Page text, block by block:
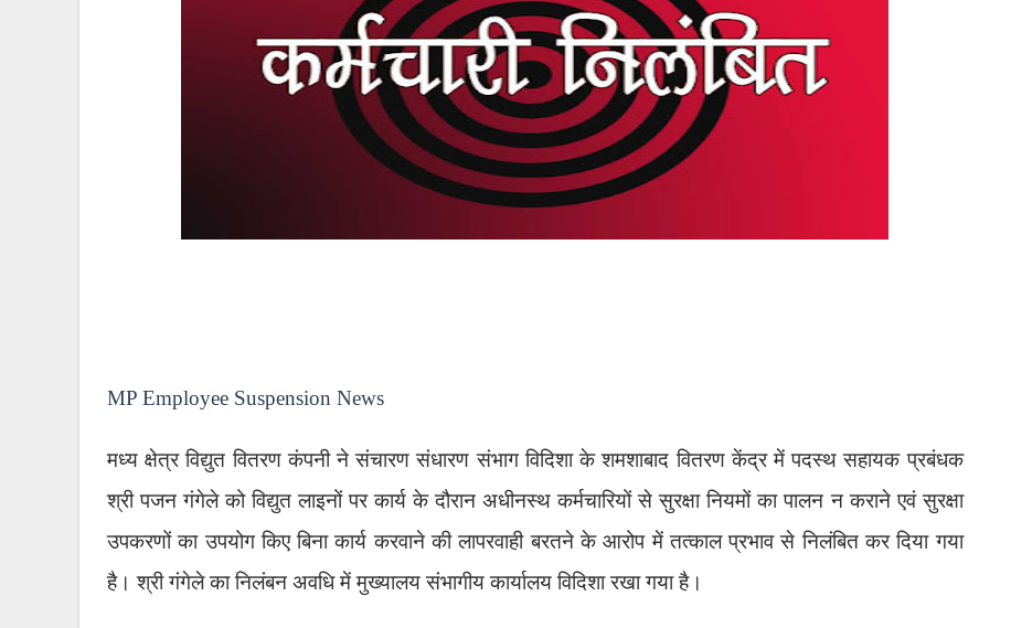
MP Employee Suspension News
मध्य क्षेत्र विद्युत वितरण कंपनी ने संचारण संधारण संभाग विदिशा के शमशाबाद वितरण केंद्र में पदस्थ सहायक प्रबंधक
श्री पजन गंगेले को विद्युत लाइनों पर कार्य के दौरान अधीनस्थ कर्मचारियों से सुरक्षा नियमों का पालन न कराने एवं सुरक्षा
उपकरणों का उपयोग किए बिना कार्य करवाने की लापरवाही बरतने के आरोप में तत्काल प्रभाव से निलंबित कर दिया गया
है। श्री गंगेले का निलंबन अवधि में मुख्यालय संभागीय कार्यालय विदिशा रखा गया है।